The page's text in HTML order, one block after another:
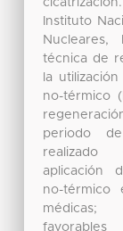
Instituto
Nucleares,
técnica de
la
no-térmico
periodo
aplicación
no-térmico
médicas;